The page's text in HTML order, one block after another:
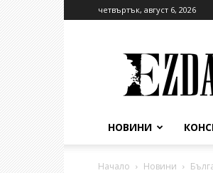
четвъртък, август 6, 2026
НОВИНИ
Начало Новини